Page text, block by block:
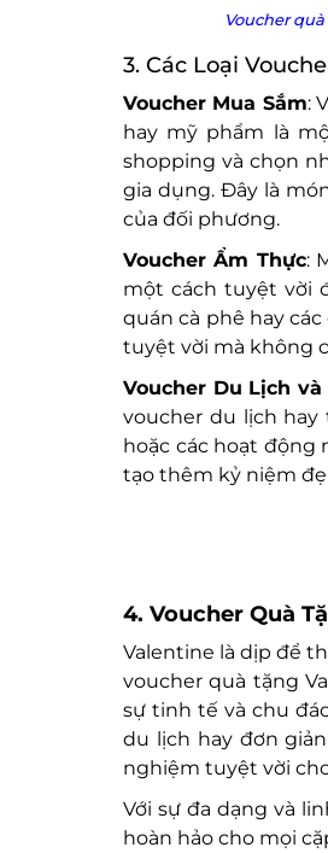
Voucher
3. Các Loại
Voucher Mua Sắm:
hay mỹ phẩm là
shopping và chọn
gia dụng. Đây là
của đối phương.
Voucher Ẩm Thực:
một cách tuyệt vời
quán cà phê hay
tuyệt vời mà không
Voucher Du Lịch
voucher du lịch
hoặc các hoạt động
tạo thêm kỷ niệm
4. Voucher Quà
Valentine là dịp để
voucher quà tặng
sự tinh tế và chu
du lịch hay đơn
nghiệm tuyệt vời
Với sự đa dạng và
hoàn hảo cho mọi